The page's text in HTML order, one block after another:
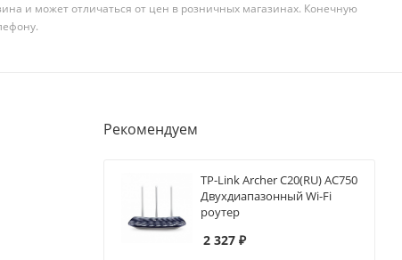
и может отличаться от цен в розничных магазинах. Конечную
Рекомендуем
TP-Link Archer C20(RU) AC750
Двухдиапазонный Wi-Fi
роутер
2 327 ₽